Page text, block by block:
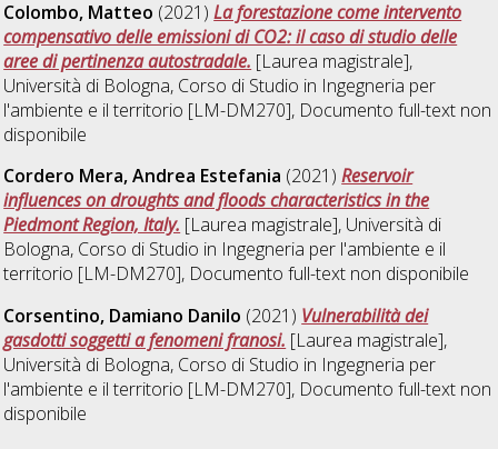
Colombo, Matteo (2021)La forestazione come intervento
compensativo delle emissioni di CO2: il caso di studio delle
aree di pertinenza autostradale. [Laurea magistrale],
Università di Bologna, Corso di Studio in Ingegneria per
l'ambiente e il territorio [LM-DM270], Documento full-text non
disponibile
Cordero Mera, Andrea Estefania (2021)Reservoir
influences on droughts and floods characteristics in the
Piedmont Region, Italy. [Laurea magistrale], Università di
Bologna, Corso di Studio in Ingegneria per l'ambiente e il
territorio [LM-DM270], Documento full-text non disponibile
Corsentino, Damiano Danilo (2021) Vulnerabilità dei
gasdotti soggetti a fenomeni franosi. [Laurea magistrale],
Università di Bologna, Corso di Studio in Ingegneria per
l'ambiente e il territorio [LM-DM270], Documento full-text non
disponibile